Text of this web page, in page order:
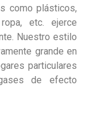
como plásticos,
etc. ejerce
Nuestro estilo
grande en
particulares
de efecto